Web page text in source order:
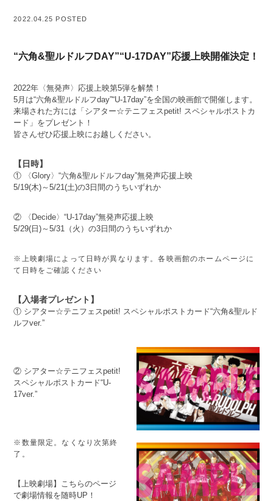
2022.04.25 POSTED
“六角&聖ルドルフDAY”“U-17DAY”応援上映開催決定！
2022年〈無発声〉応援上映第5弾を解禁！
5月は“六角&聖ルドルフday”“U-17day”を全国の映画館で開催します。
来場された方には「シアター☆テニフェスpetit! スペシャルポストカ
ード」をプレゼント！
皆さんぜひ応援上映にお越しください。
【日時】
① 〈Glory〉“六角&聖ルドルフday”無発声応援上映
5/19(木)～5/21(土)の3日間のうちいずれか
② 〈Decide〉“U-17day”無発声応援上映
5/29(日)～5/31（火）の3日間のうちいずれか
※上映劇場によって日時が異なります。各映画館のホームページに
て日時をご確認ください
【入場者プレゼント】
① シアター☆テニフェスpetit! スペシャルポストカード“六角&聖ルド
ルフver.”
② シアター☆テニフェスpetit!
スペシャルポストカード“U-
17ver.”
※数量限定。なくなり次第終
了。
【上映劇場】こちらのページ
で劇場情報を随時UP！